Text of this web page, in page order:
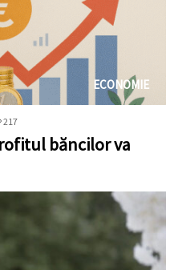
ECONOMIE
217
băncilor va